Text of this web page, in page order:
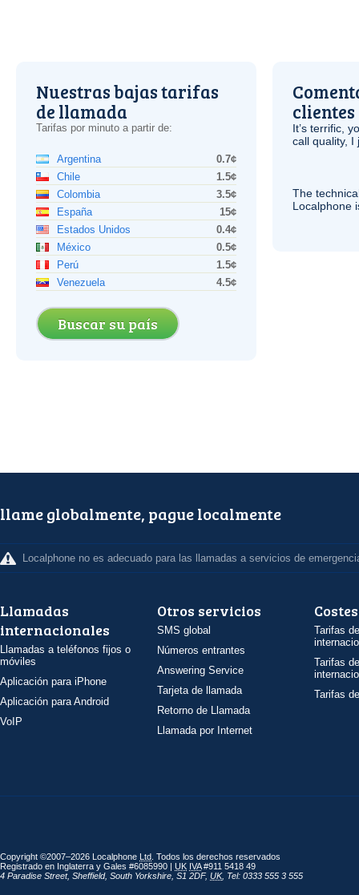
Nuestras bajas tarifas
de llamada
Tarifas por minuto a partir de:
Argentina
0.7¢
Chile
1.5¢
Colombia
3.5¢
España
15¢
Estados Unidos
0.4¢
México
0.5¢
Perú
1.5¢
Venezuela
4.5¢
Buscar su país
clientes
It’s terrific,
call quality, I
The
Localphone
llame globalmente, pague localmente
Localphone no es adecuado para las llamadas a servicios de
Llamadas
internacionales
Llamadas a teléfonos fijos o
móviles
Aplicación para iPhone
Aplicación para Android
VoIP
Otros servicios
SMS global
Números entrantes
Answering Service
Tarjeta de llamada
Retorno de Llamada
Llamada por Internet
Costes
Tarifas
Tarifas
Tarifas
Copyright ©2007–2026 Localphone Ltd . Todos los derechos reservados
Registrado en Inglaterra y Gales #6085990 | UK IVA#911 5418 49
4 Paradise Street, Sheffield, South Yorkshire S1 2DF, UK, Tel: 0333 555 3 555